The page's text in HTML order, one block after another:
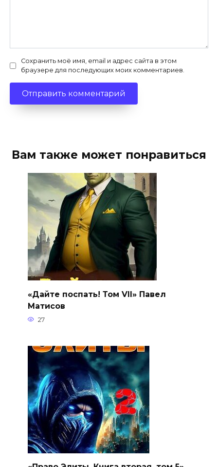
Сохранить моё имя, email и адрес сайта в этом
браузере для последующих моих комментариев.
Вам также может понравиться
«Дайте поспать! Том VII» Павел
Матисов
27